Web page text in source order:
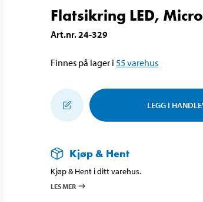
Flatsikring LED,
Art.nr.24-329
Finnes på lager i 55varehus
LEGG I
Kjøp & Hent
Kjøp & Hent i ditt varehus.
LES MER